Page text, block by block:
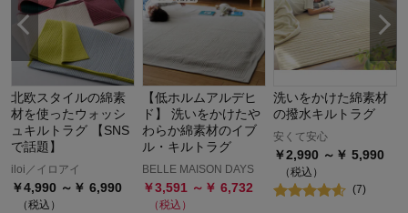
北欧スタイルの綿素
材を使ったウォッシ
ュキルトラグ 【SNS
で話題】
iloi／イロアイ
￥4,990 ～￥ 6,990
（税込）
【低ホルムアルデヒ
ド】 洗いをかけたや
わらか綿素材のイブ
ル・キルトラグ
BELLE MAISON DAYS
￥3,591 ～￥ 6,732
（税込）
洗いをかけた綿素材
の撥水キルトラグ
安くて安心
￥2,990 ～￥ 5,990
（税込）
(7)